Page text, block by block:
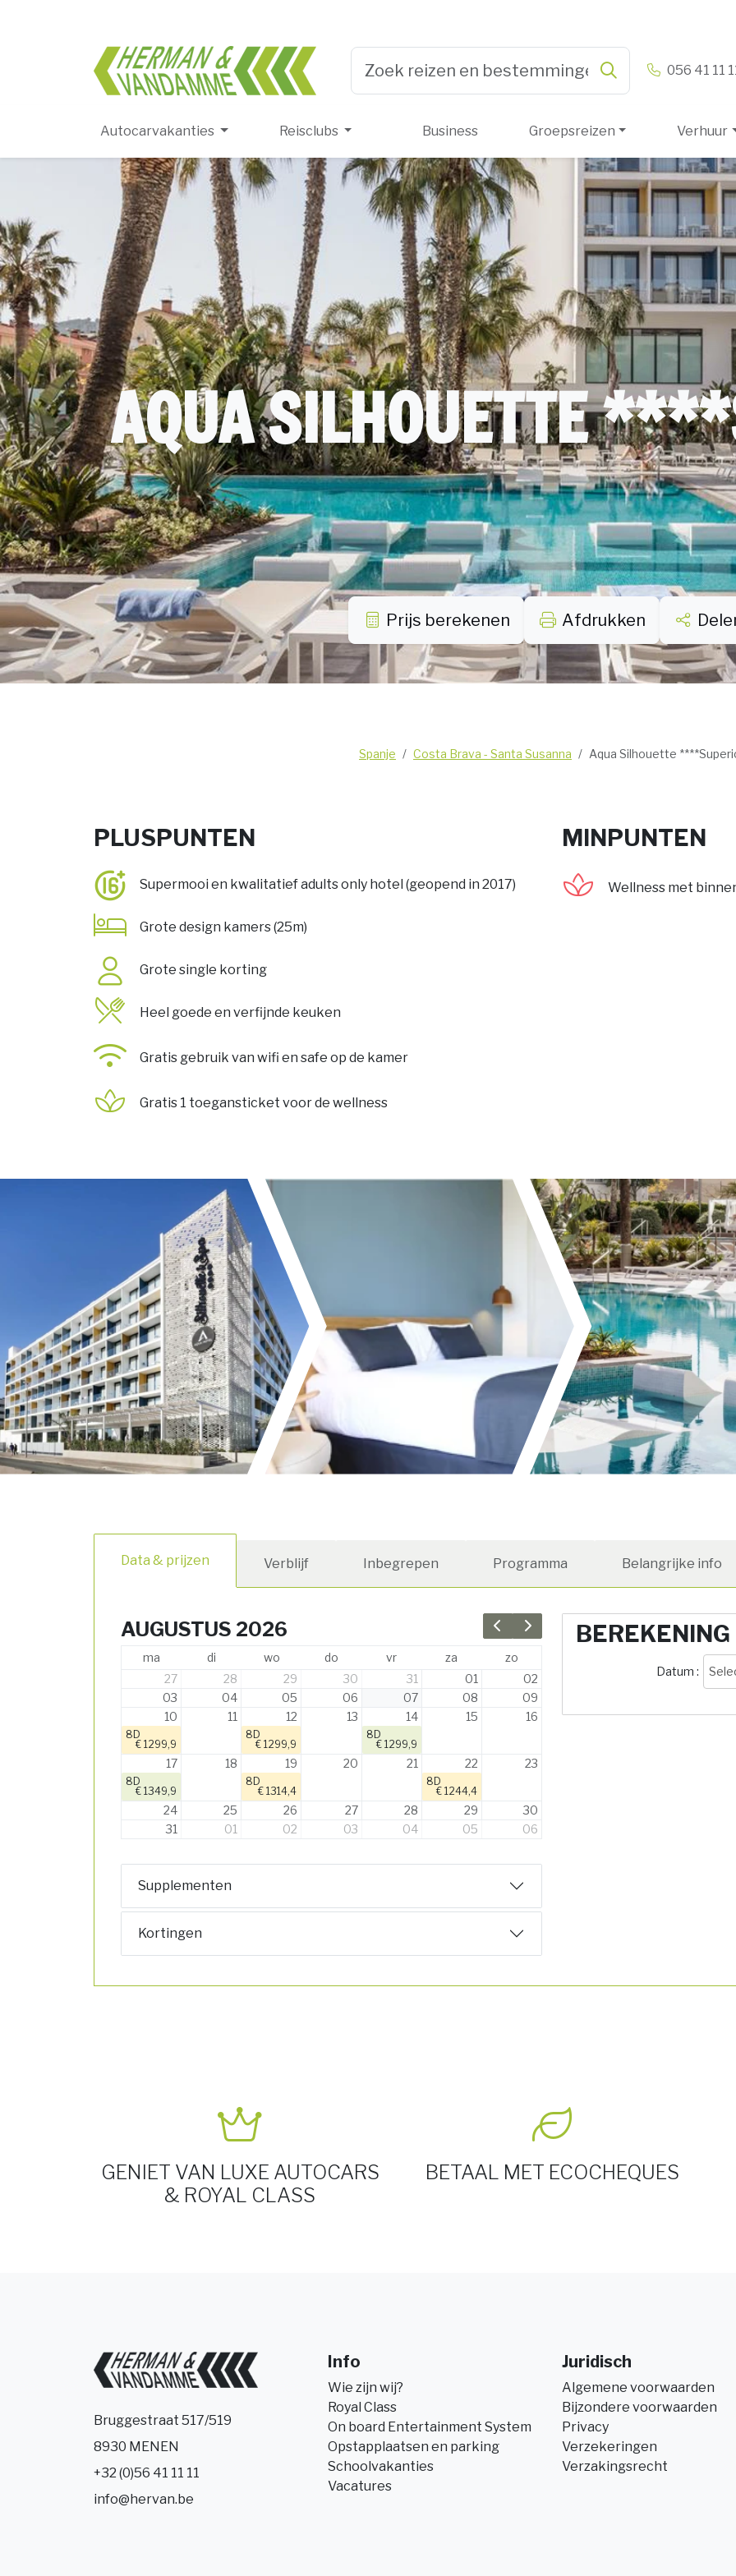
Herman & Vandamme 056 41 11
Autocarvakanties Reisclubs Business Groepsreizen Verhuur
AQUA SILHOUETTE
Prijs berekenen Afdrukken
Spanje Costa Brava - Santa Susanna Aqua Silhouette
PLUSPUNTEN
Supermooi en kwalitatief adults only hotel (geopend in 2017)
Grote design kamers (25m)
Grote single korting
Heel goede en verfijnde keuken
Gratis gebruik van wifi en safe op de kamer
Gratis 1 toegansticket voor de wellness
MINPUNTEN
Wellness met
Data & prijzen Verblijf Inbegrepen Programma Belangrijke info
Previous month
Next month
AUGUSTUS 2026
ma di wo do vr za
zo
27
28 29 30 31 01
02
03
04 05 06 07 08
09
10
8D
€ 1299,9
11 12
8D
€ 1299,9
13 14
8D
€ 1299,9
15 16
17
8D
€ 1349,9
18 19
8D
€ 1314,4
20 21 22
8D
€ 1244,4
23
24 25 26 27 28 29
30
31
01 02 03 04 05 06
Supplementen
Kortingen
BEREKENING
Datum :
GENIET VAN LUXE AUTOCARS
& ROYAL CLASS
BETAAL MET ECOCHEQUES
Bruggestraat 517/519
8930 MENEN
+32 (0)56 41 11 11
info@hervan.be
Info
Wie zijn wij?
Royal Class
On board Entertainment System
Opstapplaatsen en parking
Schoolvakanties
Vacatures
Juridisch
Algemene voorwaarden
Bijzondere voorwaarden
Privacy
Verzekeringen
Verzakingsrecht